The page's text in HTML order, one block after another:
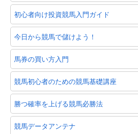
初心者向け投資競馬入門ガイド
今日から競馬で儲けよう！
馬券の買い方入門
競馬初心者のための競馬基礎講座
勝つ確率を上げる競馬必勝法
競馬データアンテナ